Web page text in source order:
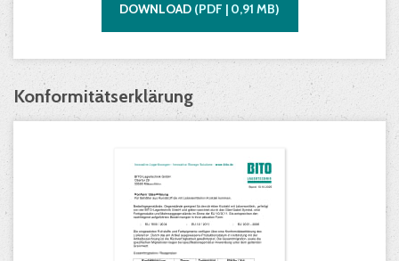
DOWNLOAD (PDF | 0,91 MB)
Konformitätserklärung